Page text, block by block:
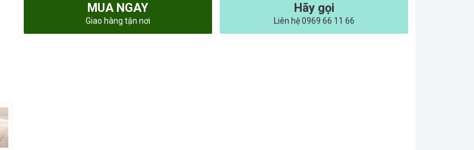
MUA NGAY
Giao hàng tận nơi
Hãy gọi
Liên hệ 0969 66 11 66